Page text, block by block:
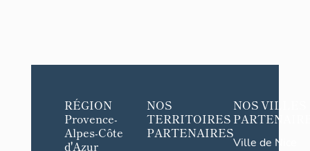
RÉGION
Provence-
Alpes-Côte
d'Azur
NOS
TERRITOIRES
PARTENAIRES
NOS VILLES
Ville de Nice